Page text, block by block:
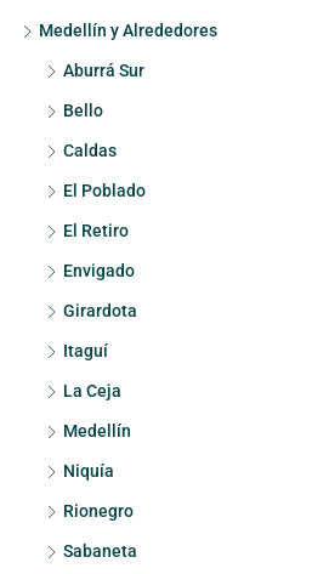
Medellín y Alrededores
Aburrá Sur
Bello
Caldas
El Poblado
El Retiro
Envigado
Girardota
Itaguí
La Ceja
Medellín
Niquía
Rionegro
Sabaneta